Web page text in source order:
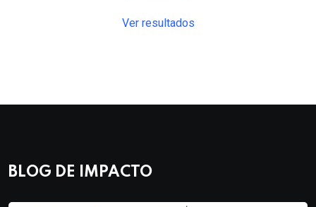
Ver resultados
BLOG DE IMPACTO